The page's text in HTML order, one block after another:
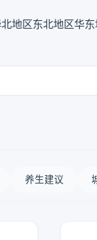
地区东北地区华
养生建议